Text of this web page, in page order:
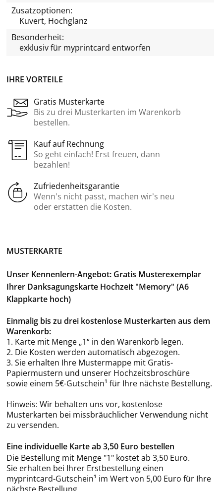
IHRE VORTEILE
Gratis Musterkarte
Bis zu drei Musterkarten im Warenkorb
bestellen.
Kauf auf Rechnung
So geht einfach! Erst freuen, dann
bezahlen!
Zufriedenheitsgarantie
Wenn’s nicht passt, machen wir’s neu
oder erstatten die Kosten.
Zusatzoptionen:
Kuvert, Hochglanz
Besonderheit:
exklusiv für myprintcard entworfen
MUSTERKARTE
Unser Kennenlern-Angebot: Gratis Musterexemplar
Ihrer Danksagungskarte Hochzeit "Memory" (A6
Klappkarte hoch)
Einmalig bis zu drei kostenlose Musterkarten aus dem
Warenkorb:
1. Karte mit Menge „1“ in den Warenkorb legen.
2. Die Kosten werden automatisch abgezogen.
3. Sie erhalten Ihre Mustermappe mit Gratis-
Papiermustern und unserer Hochzeitsbroschüre
sowie einem 5€-Gutschein¹ für Ihre nächste Bestellung.
Hinweis: Wir behalten uns vor, kostenlose
Musterkarten bei missbräuchlicher Verwendung nicht
zu versenden.
Eine individuelle Karte ab 3,50 Euro bestellen
Die Bestellung mit Menge "1" kostet ab 3,50 Euro.
Sie erhalten bei Ihrer Erstbestellung einen
myprintcard-Gutschein¹ im Wert von 5,00 Euro für Ihre
nächste Bestellung.